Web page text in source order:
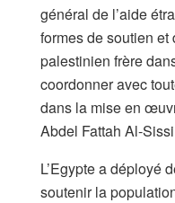
général de l’aide
formes de soutien et
palestinien frère
coordonner avec
dans la mise en
Abdel Fattah Al-
L’Egypte a déployé
soutenir la